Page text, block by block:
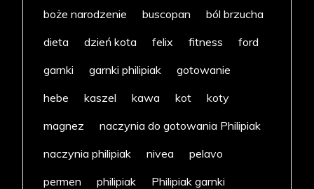
boże narodzenie
buscopan
ból brzucha
dieta
dzień kota felix fitness
ford
garnki
garnki philipiak
gotowanie
hebe
kaszel kawa kot
koty
magnez
naczynia do gotowania Philipiak
naczynia philipiak
nivea
pelavo
permen
philipiak
Philipiak garnki